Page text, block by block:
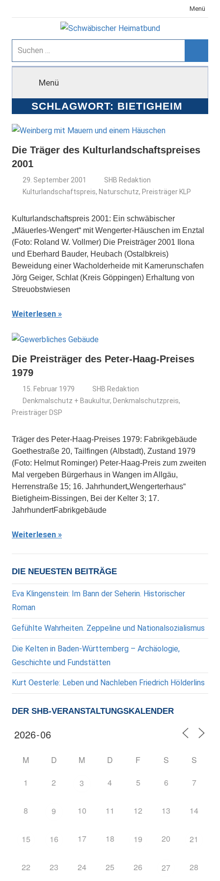
Inhalt
Menü
Schwäbischer
Heimatbund
Suchen
nach:
Menü
SCHLAGWORT: BIETIGHEIM
Die Träger des Kulturlandschaftspreises
2001
29. September 2001
SHB Redaktion
Kulturlandschaftspreis, Naturschutz, Preisträger KLP
Kulturlandschaftspreis 2001: Ein schwäbischer
„Mäuerles-Wengert“ mit Wengerter-Häuschen im Enztal
(Foto: Roland W. Vollmer) Die Preisträger 2001 Ilona
und Eberhard Bauder, Heubach (Ostalbkreis)
Beweidung einer Wacholderheide mit Kamerunschafen
Jörg Geiger, Schlat (Kreis Göppingen) Erhaltung von
Streuobstwiesen
Weiterlesen
Die Preisträger des Peter-Haag-Preises
1979
15. Februar 1979
SHB Redaktion
Denkmalschutz + Baukultur, Denkmalschutzpreis,
Preisträger DSP
Träger des Peter-Haag-Preises 1979: Fabrikgebäude
Goethestraße 20, Tailfingen (Albstadt), Zustand 1979
(Foto: Helmut Rominger) Peter-Haag-Preis zum zweiten
Mal vergeben Bürgerhaus in Wangen im Allgäu,
Herrenstraße 15; 16. Jahrhundert„Wengerterhaus“
Bietigheim-Bissingen, Bei der Kelter 3; 17.
JahrhundertFabrikgebäude
Weiterlesen
DIE NEUESTEN BEITRÄGE
Eva Klingenstein: Im Bann der Seherin. Historischer
Roman
Gefühlte Wahrheiten. Zeppeline und Nationalsozialismus
Die Kelten in Baden-Württemberg – Archäologie,
Geschichte und Fundstätten
Kurt Oesterle: Leben und Nachleben Friedrich Hölderlins
DER SHB-VERANSTALTUNGSKALENDER
M D M D F S S
1 2 3 4 5 6 7
8 9 10 11 12 13 14
15 16 17 18 19 20 21
22 23 24 25 26 27 28